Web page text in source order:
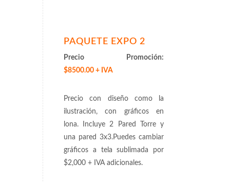
PAQUETE EXPO 2
Precio Promoción:
$8500.00 + IVA
Precio con diseño como la
ilustración, con gráficos en
lona. Incluye 2 Pared Torre y
una pared 3x3.Puedes cambiar
gráficos a tela sublimada por
$2,000 + IVA adicionales.